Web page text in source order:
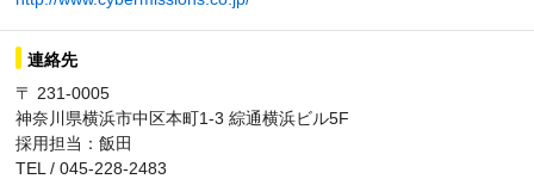
連絡先
〒 231-0005
神奈川県横浜市中区本町1-3 綜通横浜ビル5F
採用担当：飯田
TEL / 045-228-2483